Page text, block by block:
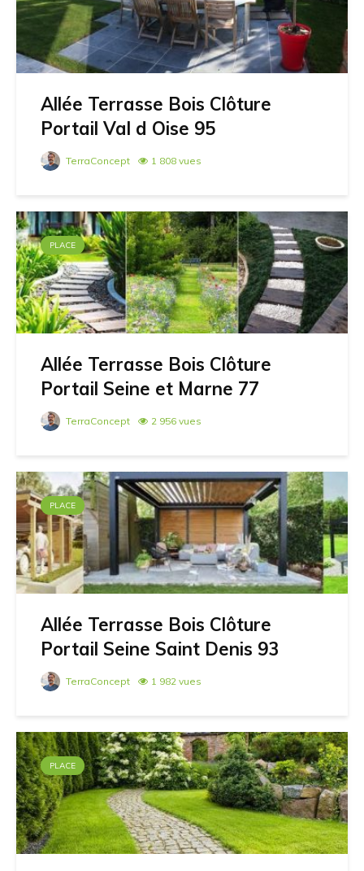
Allée Terrasse Bois Clôture
Portail Val d Oise 95
TerraConcept 1 808 vues
PLACE
Allée Terrasse Bois Clôture
Portail Seine et Marne 77
TerraConcept 2 956 vues
PLACE
Allée Terrasse Bois Clôture
Portail Seine Saint Denis 93
TerraConcept 1 982 vues
PLACE